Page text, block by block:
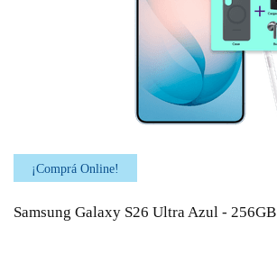
¡Comprá Online!
Samsung Galaxy S26 Ultra Azul - 256GB